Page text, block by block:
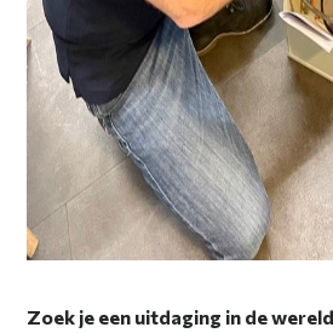
Zoek je een uitdaging in de